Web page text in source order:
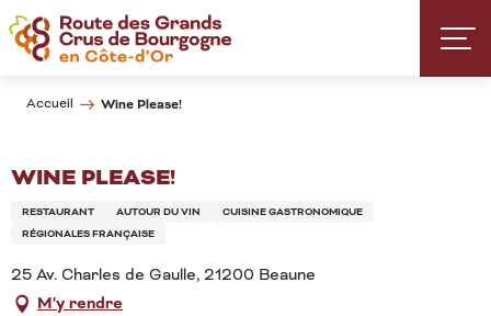
Aller
au
contenu
Accueil Wine Please!
WINE PLEASE!
RESTAURANT AUTOUR DU VIN
CUISINE GASTRONOMIQUE
RÉGIONALES FRANÇAISE
25 Av. Charles de Gaulle, 21200 Beaune
M'y rendre